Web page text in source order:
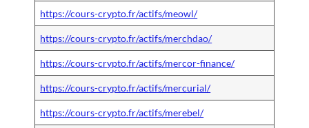
https://cours-crypto.fr/actifs/meowl/
https://cours-crypto.fr/actifs/merchdao/
https://cours-crypto.fr/actifs/mercor-finance/
https://cours-crypto.fr/actifs/mercurial/
https://cours-crypto.fr/actifs/merebel/